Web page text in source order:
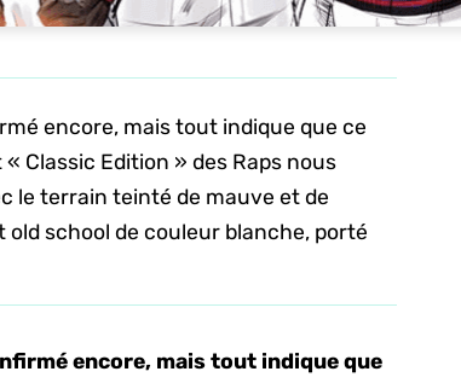
encore, mais tout indique que ce
Classic Edition » des Raps nous
le terrain teinté de mauve et de
school de couleur blanche, porté
encore, mais tout indique que